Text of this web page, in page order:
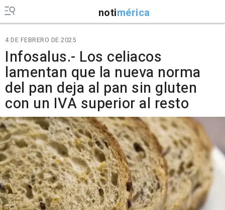
notimérica
4 DE FEBRERO DE 2025
Infosalus.- Los celiacos
lamentan que la nueva norma
del pan deja al pan sin gluten
con un IVA superior al resto